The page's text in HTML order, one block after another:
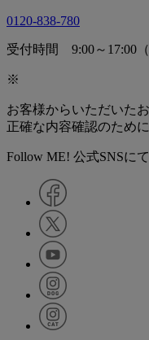
0120-838-780
受付時間 9:00～17:00
※
お客様からいただいた
正確な内容確認のため
Follow ME! 公式SNSに